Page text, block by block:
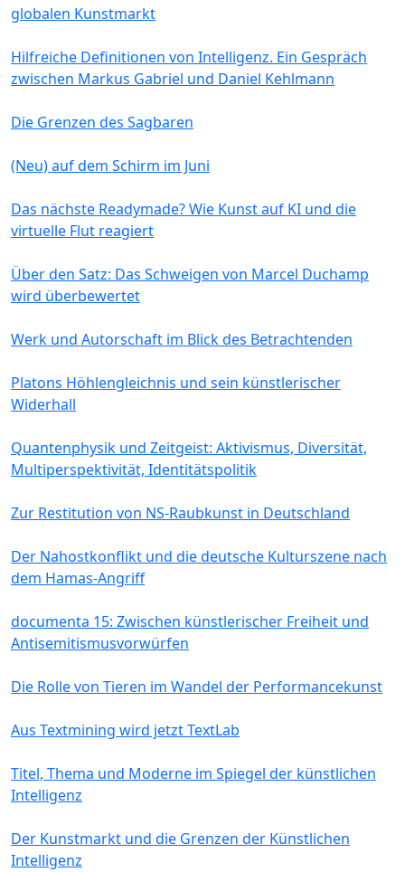
globalen Kunstmarkt
Hilfreiche Definitionen von Intelligenz. Ein Gespräch
zwischen Markus Gabriel und Daniel Kehlmann
Die Grenzen des Sagbaren
(Neu) auf dem Schirm im Juni
Das nächste Readymade? Wie Kunst auf KI und die
virtuelle Flut reagiert
Über den Satz: Das Schweigen von Marcel Duchamp
wird überbewertet
Werk und Autorschaft im Blick des Betrachtenden
Platons Höhlengleichnis und sein künstlerischer
Widerhall
Quantenphysik und Zeitgeist: Aktivismus, Diversität,
Multiperspektivität, Identitätspolitik
Zur Restitution von NS-Raubkunst in Deutschland
Der Nahostkonflikt und die deutsche Kulturszene nach
dem Hamas-Angriff
documenta 15: Zwischen künstlerischer Freiheit und
Antisemitismusvorwürfen
Die Rolle von Tieren im Wandel der Performancekunst
Aus Textmining wird jetzt TextLab
Titel, Thema und Moderne im Spiegel der künstlichen
Intelligenz
Der Kunstmarkt und die Grenzen der Künstlichen
Intelligenz